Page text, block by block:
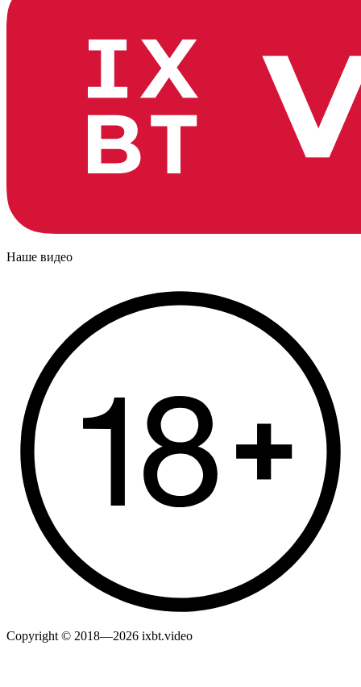
Наше видео
Copyright © 2018—2026 ixbt.video